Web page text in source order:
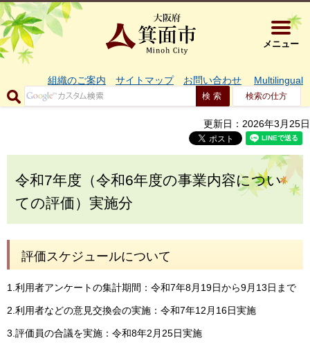
大阪府箕
メニュー
組織のご案内 サイトマップ お問い合わせ Multilingual
検索の仕方
更新日：2026年3月25日
令和7年度（令和6年度の事業内容につい
ての評価）実施分
評価スケジュールについて
1.利用者アンケートの集計期間：令和7年8月19日から9月13日まで
2.利用者などの意見交換会の実施：令和7年12月16日実施
3.評価員の合議を実施：令和8年2月25日実施